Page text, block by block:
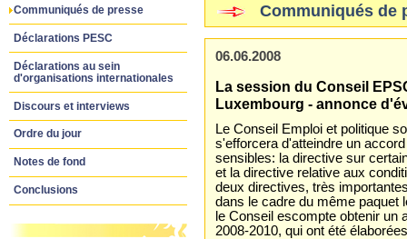
Communiqués de presse
Déclarations PESC
Déclarations au sein
d'organisations internationales
Discours et interviews
Ordre du jour
Notes de fond
Conclusions
Communiqués de
06.06.2008
La session du Conseil
Luxembourg - annonce
Le Conseil Emploi et politique
s'efforcera d'atteindre un
sensibles: la directive sur
et la directive relative aux
deux directives, très
dans le cadre du même paquet
le Conseil escompte obtenir
2008-2010, qui ont été